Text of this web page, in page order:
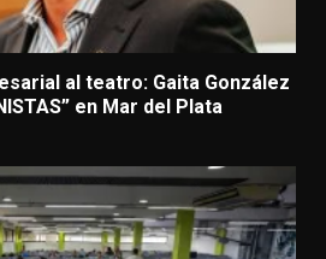
al teatro: Gaita González
en Mar del Plata